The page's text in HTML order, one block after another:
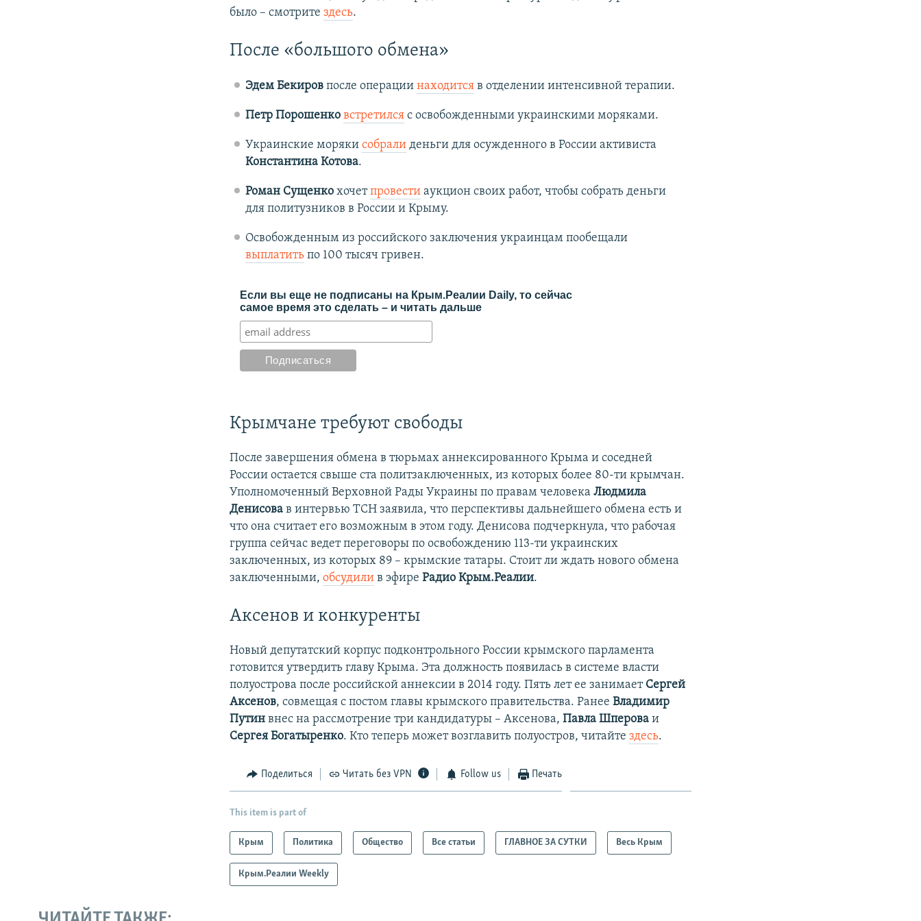
было – смотритездесь.
После «большого обмена»
Эдем Бекировпосле операции находитсяв отделении интенсивной терапии.
Петр Порошенко встретилсяс освобожденными украинскими моряками.
Украинские моряки собралиденьги для осужденного в России активиста
Константина Котова.
Роман Сущенкохочетпровестиаукцион своих работ, чтобы собрать деньги
для политузников в России и Крыму.
Освобожденным из российского заключения украинцам пообещали
выплатитьпо 100 тысяч гривен.
Если вы еще не подписаны на Крым.Реалии Daily, то сейчас
самое время это сделать – и читать дальше
Крымчане требуют свободы
После завершения обмена в тюрьмах аннексированного Крыма и соседней
России остается свыше ста политзаключенных, из которых более 80-ти крымчан.
Уполномоченный Верховной Рады Украины по правам человекаЛюдмила
Денисова в интервью ТСН заявила, что перспективы дальнейшего обмена есть и
что она считает его возможным в этом году. Денисова подчеркнула, что рабочая
группа сейчас ведет переговоры по освобождению 113-ти украинских
заключенных, из которых 89 – крымские татары. Стоит ли ждать нового обмена
заключенными,обсудили в эфиреРадио Крым.Реалии.
Аксенов и конкуренты
Новый депутатский корпус подконтрольного России крымского парламента
готовится утвердить главу Крыма. Эта должность появилась в системе власти
полуострова после российской аннексии в 2014 году. Пять лет ее занимает Сергей
Аксенов, совмещая с постом главы крымского правительства. РанееВладимир
Путин внес на рассмотрение три кандидатуры – Аксенова,Павла Шпероваи
Сергея Богатыренко. Кто теперь может возглавить полуостров, читайтездесь.
Поделиться Читать без VPN Follow us Печать
This item is part of
Крым Политика Общество Все статьи ГЛАВНОЕ ЗА СУТКИ Весь Крым
Крым.Реалии Weekly